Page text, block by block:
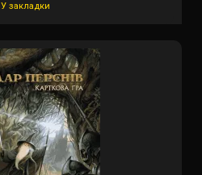
У закладки